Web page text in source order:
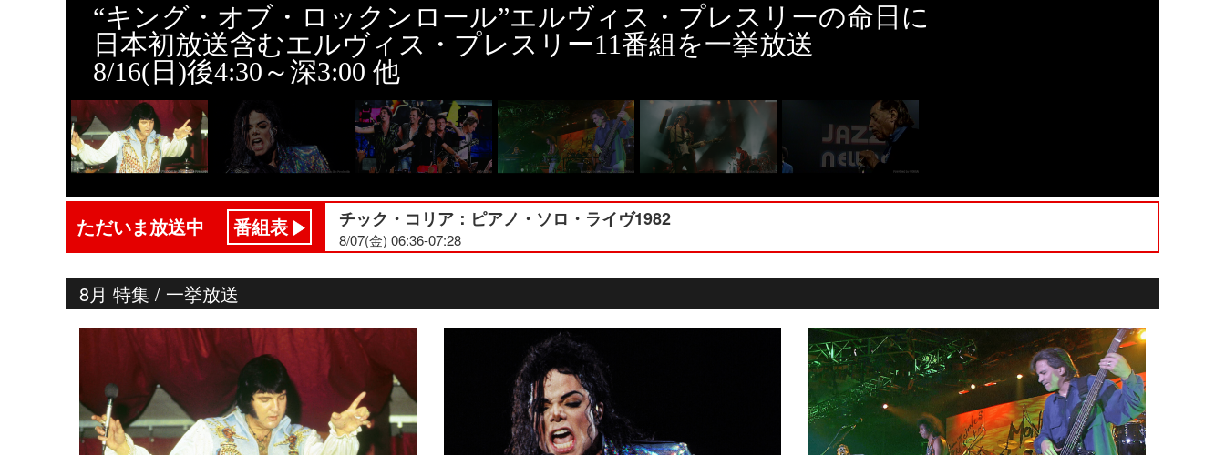
“キング・オブ・ロックンロール”エルヴィス・プレスリーの命日に
日本初放送含むエルヴィス・プレスリー11番組を一挙放送
8/16(日)後4:30～深3:00 他
ただいま放送中 番組表 チック・コリア：ピアノ・ソロ・ライヴ1982
8/07(金) 06:36-07:28
8月 特集 / 一挙放送